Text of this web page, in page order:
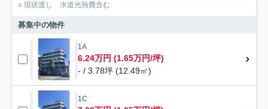
○ 現状渡し 水道光熱費含む
募集中の物件
1A
6.24万円 (1.65万円/坪)
- / 3.78坪 (12.49㎡)
1C